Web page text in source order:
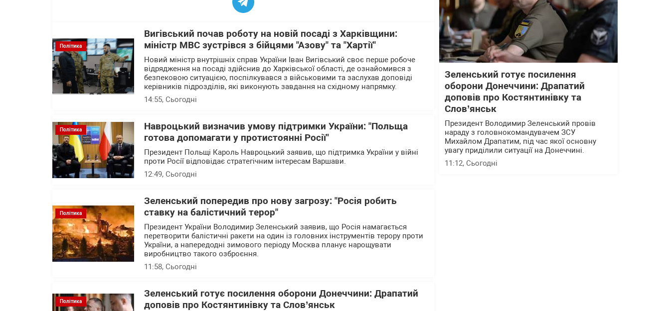
Політика
Вигівський почав роботу на новій посаді з Харківщини:
міністр МВС зустрівся з бійцями "Азову" та "Хартії"
Новий міністр внутрішніх справ України Іван Вигівський своє перше робоче
відрядження на посаді здійснив до Харківської області, де ознайомився з
безпековою ситуацією, поспілкувався з військовими та заслухав доповіді
керівників підрозділів, які виконують завдання на східному напрямку.
14:55, Сьогодні
Політика
Навроцький визначив умову підтримки України: "Польща
готова допомагати у протистоянні Росії"
Президент Польщі Кароль Навроцький заявив, що підтримка України у війні
проти Росії відповідає стратегічним інтересам Варшави.
12:49, Сьогодні
Політика
Зеленський попередив про нову загрозу: "Росія робить
ставку на балістичний терор"
Президент України Володимир Зеленський заявив, що Росія намагається
перетворити балістичні ракети на один із головних інструментів терору проти
України, а напередодні зимового періоду Москва планує нарощувати
виробництво такого озброєння.
11:58, Сьогодні
Політика
Зеленський готує посилення оборони Донеччини: Драпатий
доповів про Костянтинівку та Слов’янськ
Зеленський готує посилення
оборони Донеччини: Драпатий
доповів про Костянтинівку та
Слов’янськ
Президент Володимир Зеленський провів
нараду з головнокомандувачем ЗСУ
Михайлом Драпатим, під час якої основну
увагу приділили ситуації на Донеччині.
11:12, Сьогодні